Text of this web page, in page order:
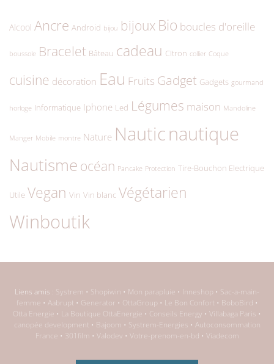
Alcool Ancre Android bijou bijoux Bio boucles d'oreille
boussole Bracelet Bâteau cadeau CItron collier Coque
cuisine décoration Eau Fruits Gadget Gadgets gourmand
horloge Informatique Iphone Led Légumes maison Mandoline
Manger Mobile montre Nature Nauticnautique
Nautisme océan Pancake Protection Tire-Bouchon Electrique
Utile Vegan Vin Vin blanc Végétarien
Winboutik
Liens amis : Systrem • Shopiwin • Mon parapluie • Inneshop • Sac-a-main-
femme • Aabrupt • Generator • OttaGroup • Le Bon Confort • BoboBird •
Otta Energie • La Boutique OttaEnergie • Conseils Energy • Villabaga Paris •
canopée development • Bajoom • Systrem-Energies • Autoconsommation
France • 301film • Valodev • Votre-prenom-en-bd • Viadecom